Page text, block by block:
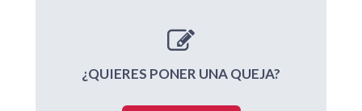
¿QUIERES PONER UNA QUEJA?